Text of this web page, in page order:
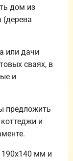
дом из
(дерева
или дачи
сваях, в
и
предложить
и
190х140 мм и